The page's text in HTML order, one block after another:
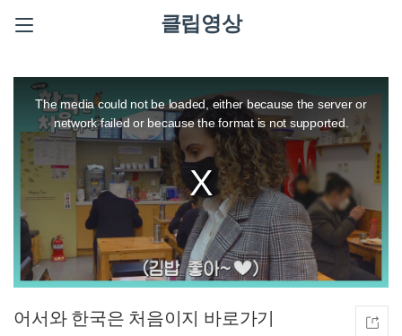
클립영상
window.
The media could not be loaded, either because the server or
network failed or because the format is not supported.
어서와 한국은 처음이지